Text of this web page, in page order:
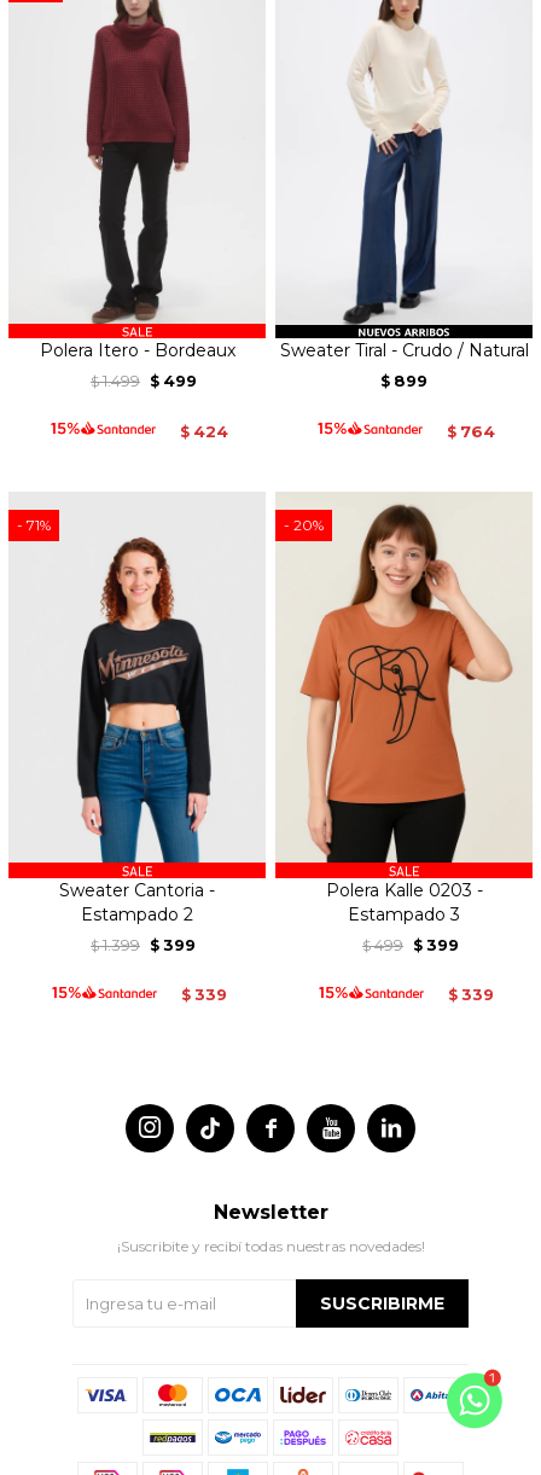
Polera Itero - Bordeaux
$ 1.499 $ 499
$ 424
Sweater Tiral - Crudo / Natural
$ 899
$ 764
71
Sweater Cantoria -
Estampado 2
$ 1.399 $ 399
$ 339
20
Polera Kalle 0203 -
Estampado 3
$ 499 $ 399
$ 339
 
 
Newsletter
¡Suscribite y recibí todas nuestras novedades!
SUSCRIBIRME